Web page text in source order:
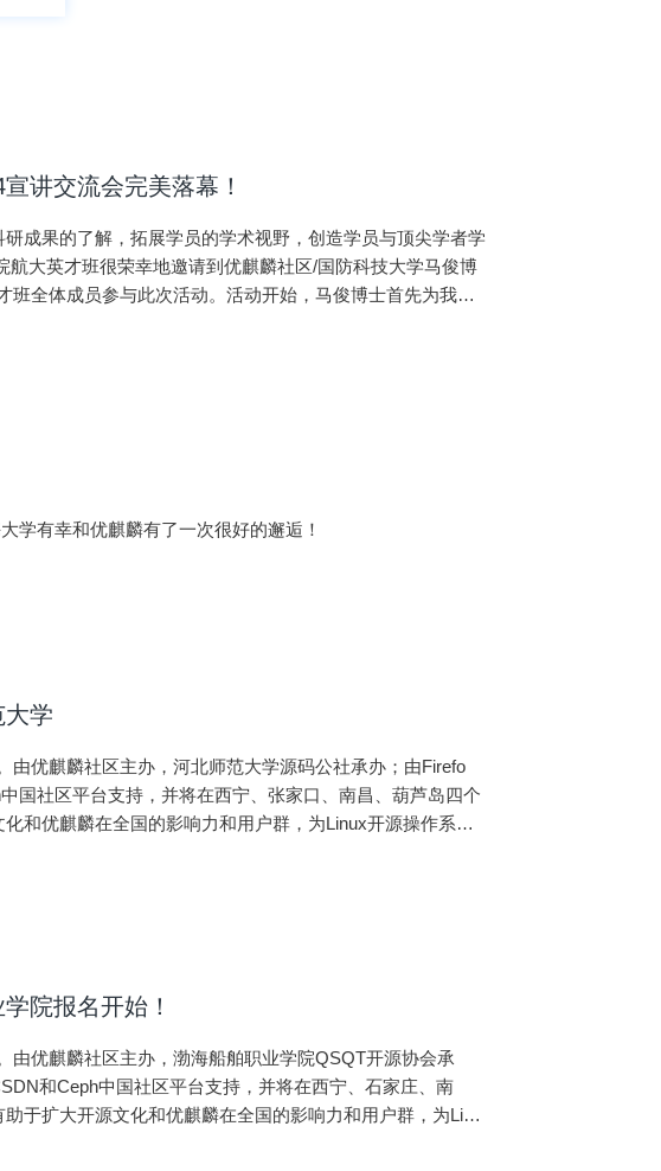
讲交流会完美落幕！
成果的了解，拓展学员的学术视野，创造学员与顶尖学者学
大英才班很荣幸地邀请到优麒麟社区/国防科技大学马俊博
班全体成员参与此次活动。活动开始，马俊博士首先为我们
学有幸和优麒麟有了一次很好的邂逅！
学
由优麒麟社区主办，河北师范大学源码公社承办；由Firefo
国社区平台支持，并将在西宁、张家口、南昌、葫芦岛四个
和优麒麟在全国的影响力和用户群，为Linux开源操作系统
院报名开始！
由优麒麟社区主办，渤海船舶职业学院QSQT开源协会承
和Ceph中国社区平台支持，并将在西宁、石家庄、南
于扩大开源文化和优麒麟在全国的影响力和用户群，为Linu